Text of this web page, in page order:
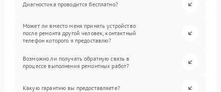
Диагностика проводится бесплатно?
Может ли вместо меня принять устройство
после ремонта другой человек, контактный
телефон которого я предоставлю?
Возможно ли получать обратную связь в
процессе выполнения ремонтных работ?
Какую гарантию вы предоставляете?